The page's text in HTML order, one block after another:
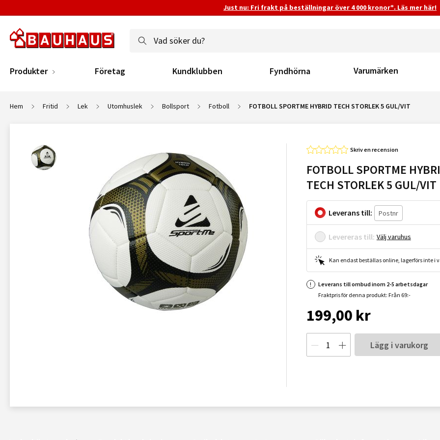
Just nu: Fri frakt på beställningar över 4 000 kronor*. Läs mer här!
Produkter Företag Kundklubben Fyndhörna Varumärken
Hem Fritid Lek Utomhuslek Bollsport Fotboll FOTBOLL SPORTME HYBRID TECH STORLEK 5 GUL/VIT
Skriv en recension
FOTBOLL SPORTME
TECH STORLEK 5 GUL/VIT
Leverans till:
Levereras till: Välj varuhus
Kan endast beställas online, lagerförs inte i
Leverans till ombud inom 2-5 arbetsdagar
Fraktpris för denna produkt: Från 69:-
199,00 kr
Lägg i varukorg